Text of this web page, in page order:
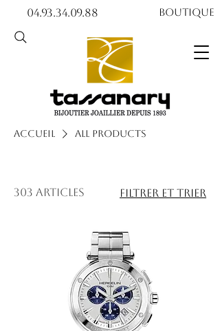
04.93.34.09.88​​ Boutique
Accueil All Products
303 articles Filtrer et trier